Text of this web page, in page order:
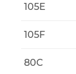
105E
105F
80C